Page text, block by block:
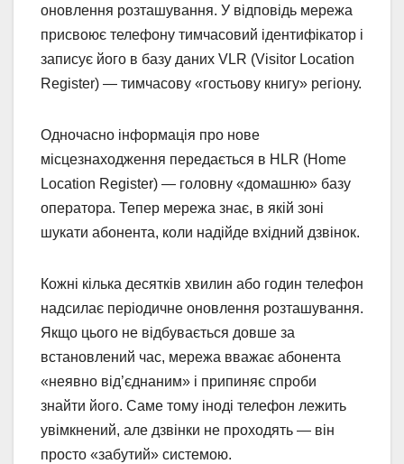
оновлення розташування. У відповідь мережа
присвоює телефону тимчасовий ідентифікатор і
записує його в базу даних VLR (Visitor Location
Register) — тимчасову «гостьову книгу» регіону.
Одночасно інформація про нове
місцезнаходження передається в HLR (Home
Location Register) — головну «домашню» базу
оператора. Тепер мережа знає, в якій зоні
шукати абонента, коли надійде вхідний дзвінок.
Кожні кілька десятків хвилин або годин телефон
надсилає періодичне оновлення розташування.
Якщо цього не відбувається довше за
встановлений час, мережа вважає абонента
«неявно від’єднаним» і припиняє спроби
знайти його. Саме тому іноді телефон лежить
увімкнений, але дзвінки не проходять — він
просто «забутий» системою.